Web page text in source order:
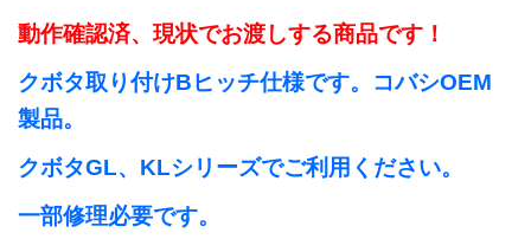
動作確認済、現状でお渡しする商品です！
クボタ取り付けB ヒッチ仕様です。コバシOEM
製品。
クボタGL、KLシリーズでご利用ください。
一部修理必要です。